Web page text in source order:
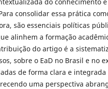
consolidar essa prática
são essenciais políticas
alinhem a formação
do artigo é a
sobre o EaD no Brasil e no
de forma clara e
uma perspectiva